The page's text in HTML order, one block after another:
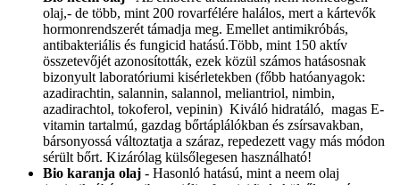
olaj,- de több, mint 200 rovarfélére halálos, mert a kártevők
hormonrendszerét támadja meg. Emellet antimikróbás,
antibakteriális és fungicid hatású.Több, mint 150 aktív
összetevőjét azonosították, ezek közül számos hatásosnak
bizonyult laboratóriumi kisérletekben (főbb hatóanyagok:
azadirachtin, salannin, salannol, meliantriol, nimbin,
azadirachtol, tokoferol, vepinin) Kiváló hidratáló, magas E-
vitamin tartalmú, gazdag bőrtáplálókban és zsírsavakban,
bársonyossá változtatja a száraz, repedezett vagy más módon
sérült bőrt. Kizárólag külsőlegesen használható!
Bio karanja olaj - Hasonló hatású, mint a neem olaj